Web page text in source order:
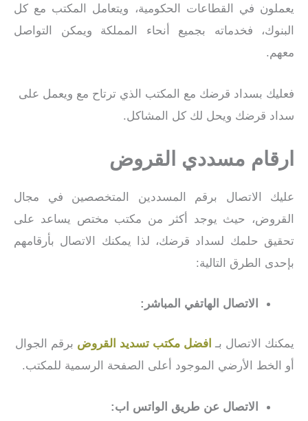
يعملون في القطاعات الحكومية، ويتعامل المكتب مع كل
البنوك، فخدماته بجميع أنحاء المملكة ويمكن التواصل
معهم.
فعليك بسداد قرضك مع المكتب الذي ترتاح مع ويعمل على
سداد قرضك ويحل لك كل المشاكل.
ارقام مسددي القروض
عليك الاتصال برقم المسددين المتخصصين في مجال
القروض، حيث يوجد أكثر من مكتب مختص يساعد على
تحقيق حلمك لسداد قرضك، لذا يمكنك الاتصال بأرقامهم
بإحدى الطرق التالية:
الاتصال الهاتفي المباشر:
يمكنك الاتصال بـ افضل مكتب تسديد القروض برقم الجوال
أو الخط الأرضي الموجود أعلى الصفحة الرسمية للمكتب.
الاتصال عن طريق الواتس اب: